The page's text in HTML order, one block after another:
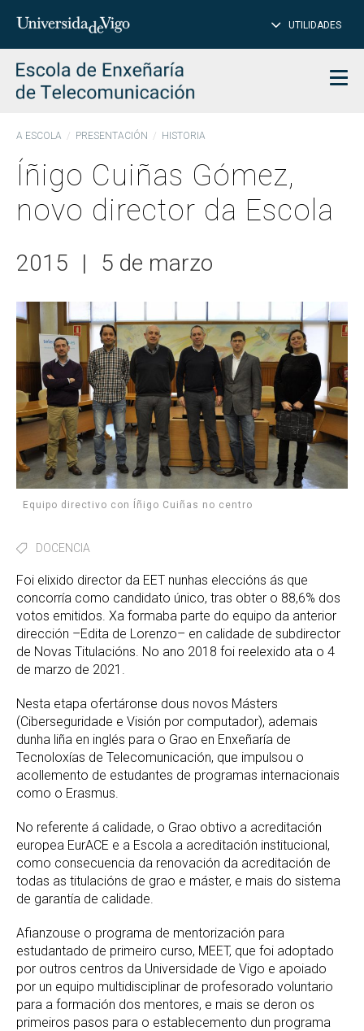
Introduce
para
buscar
UTILIDADES
A ESCOLA PRESENTACIÓN HISTORIA
Íñigo Cuiñas Gómez,
novo director da Escola
2015 | 5 de marzo
Equipo directivo con Íñigo Cuiñas no centro
DOCENCIA
Foi elixido director da EET nunhas eleccións ás que
concorría como candidato único, tras obter o 88,6% dos
votos emitidos. Xa formaba parte do equipo da anterior
dirección –Edita de Lorenzo– en calidade de subdirector
de Novas Titulacións. No ano 2018 foi reelexido ata o 4
de marzo de 2021.
Nesta etapa ofertáronse dous novos Másters
(Ciberseguridade e Visión por computador), ademais
dunha liña en inglés para o Grao en Enxeñaría de
Tecnoloxías de Telecomunicación, que impulsou o
acollemento de estudantes de programas internacionais
como o Erasmus.
No referente á calidade, o Grao obtivo a acreditación
europea EurACE e a Escola a acreditación institucional,
como consecuencia da renovación da acreditación de
todas as titulacións de grao e máster, e mais do sistema
de garantía de calidade.
Afianzouse o programa de mentorización para
estudantado de primeiro curso, MEET, que foi adoptado
por outros centros da Universidade de Vigo e apoiado
por un equipo multidisciplinar de profesorado voluntario
para a formación dos mentores, e mais se deron os
primeiros pasos para o establecemento dun programa